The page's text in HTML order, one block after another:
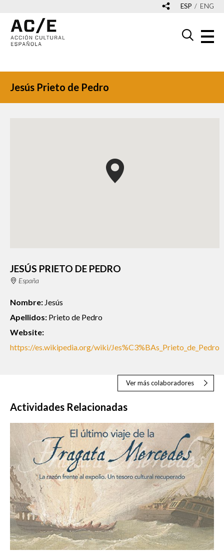
ESP ENG
Jesús Prieto de Pedro
JESÚS PRIETO DE PEDRO
España
Nombre: Jesús
Apellidos: Prieto de Pedro
Website:
https://es.wikipedia.org/wiki/Jes%C3%BAs_Prieto_de_Pedro
Ver más colaboradores
Actividades Relacionadas